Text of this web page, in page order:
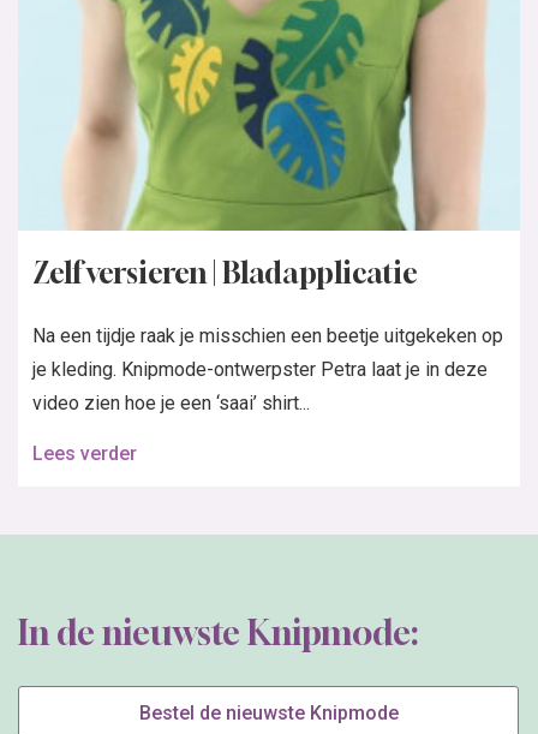
Zelf versieren | Bladapplicatie
Na een tijdje raak je misschien een beetje uitgekeken op
je kleding. Knipmode-ontwerpster Petra laat je in deze
video zien hoe je een ‘saai’ shirt...
Lees verder
In de nieuwste Knipmode:
Bestel de nieuwste Knipmode